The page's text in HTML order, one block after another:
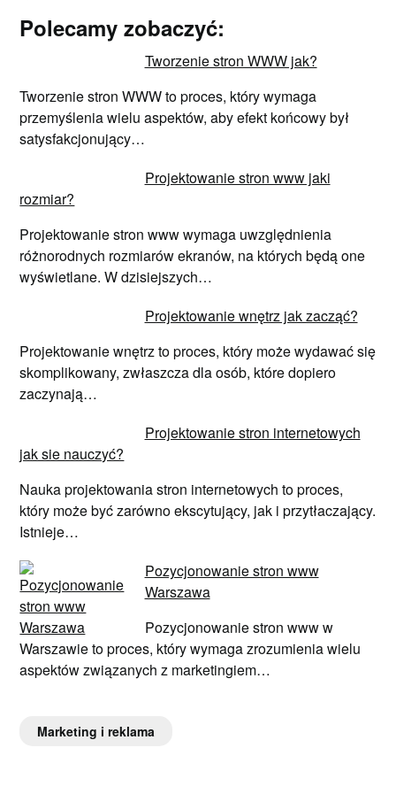
Polecamy zobaczyć:
Tworzenie stron WWW jak?
Tworzenie stron WWW to proces, który wymaga
przemyślenia wielu aspektów, aby efekt końcowy był
satysfakcjonujący…
Projektowanie stron www jaki
rozmiar?
Projektowanie stron www wymaga uwzględnienia
różnorodnych rozmiarów ekranów, na których będą one
wyświetlane. W dzisiejszych…
Projektowanie wnętrz jak zacząć?
Projektowanie wnętrz to proces, który może wydawać się
skomplikowany, zwłaszcza dla osób, które dopiero
zaczynają…
Projektowanie stron internetowych
jak sie nauczyć?
Nauka projektowania stron internetowych to proces,
który może być zarówno ekscytujący, jak i przytłaczający.
Istnieje…
Pozycjonowanie stron www
Warszawa
Pozycjonowanie stron www w
Warszawie to proces, który wymaga zrozumienia wielu
aspektów związanych z marketingiem…
Marketing i reklama